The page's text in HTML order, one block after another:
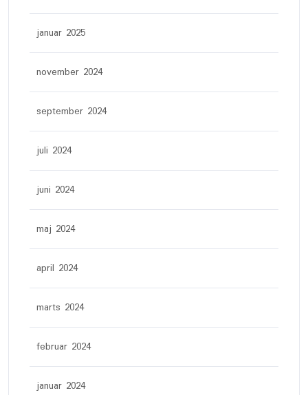
januar 2025
november 2024
september 2024
juli 2024
juni 2024
maj 2024
april 2024
marts 2024
februar 2024
januar 2024